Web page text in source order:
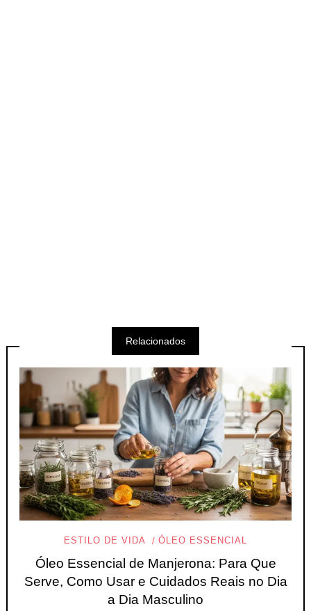
Relacionados
ESTILO DE VIDA ÓLEO ESSENCIAL
Óleo Essencial de Manjerona: Para Que
Serve, Como Usar e Cuidados Reais no Dia
a Dia Masculino